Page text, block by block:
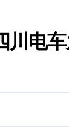
川电